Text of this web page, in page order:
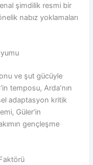
şimdilik resmi bir
nabız yoklamaları
ve şut gücüyle
temposu, Arda’nın
adaptasyon kritik
Güler’in
gençleşme